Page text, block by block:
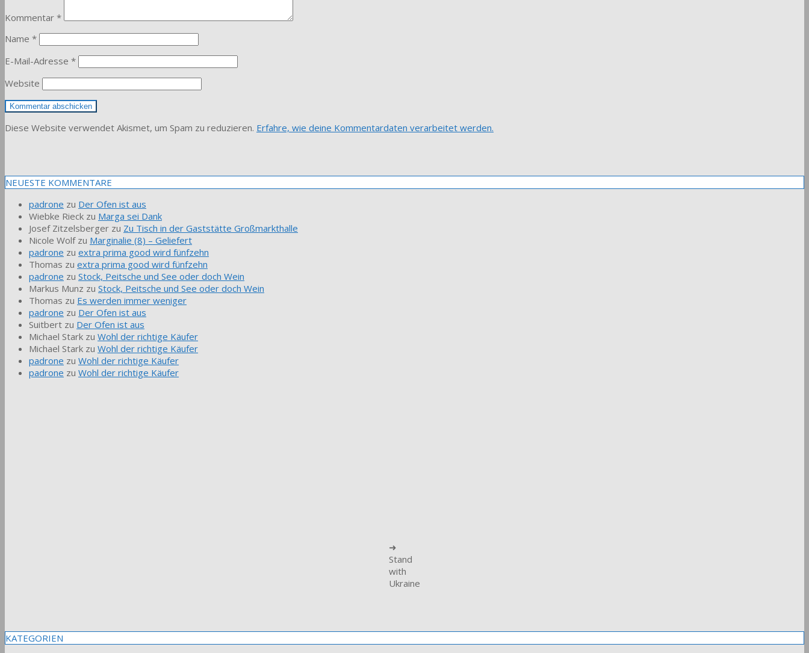
Kommentar *
Name *
E-Mail-Adresse *
Website
Diese Website verwendet Akismet, um Spam zu reduzieren. Erfahre, wie deine Kommentardaten verarbeitet werden.
NEUESTE KOMMENTARE
padrone zu Der Ofen ist aus
Wiebke Rieck zu Marga sei Dank
Josef Zitzelsberger zu Zu Tisch in der Gaststätte Großmarkthalle
Nicole Wolfzu Marginalie (8) – Geliefert
padrone zu extra prima good wird fünfzehn
Thomas zu extra prima good wird fünfzehn
padrone zu Stock, Peitsche und See oder doch Wein
Markus Munz zu Stock, Peitsche und See oder doch Wein
Thomas zu Es werden immer weniger
padrone zu Der Ofen ist aus
Suitbert zu Der Ofen ist aus
Michael Stark zu Wohl der richtige Käufer
Michael Stark zu Wohl der richtige Käufer
padrone zu Wohl der richtige Käufer
padrone zu Wohl der richtige Käufer
➜
Stand
with
Ukraine
KATEGORIEN